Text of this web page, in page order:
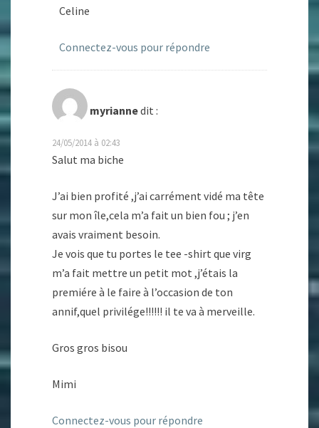
Celine
Connectez-vous pour répondre
myriannedit :
24/05/2014 à 02:43
Salut ma biche
J’ai bien profité ,j’ai carrément vidé ma tête
sur mon île,cela m’a fait un bien fou ; j’en
avais vraiment besoin.
Je vois que tu portes le tee -shirt que virg
m’a fait mettre un petit mot ,j’étais la
premiére à le faire à l’occasion de ton
annif,quel privilége!!!!!! il te va à merveille.
Gros gros bisou
Mimi
Connectez-vous pour répondre